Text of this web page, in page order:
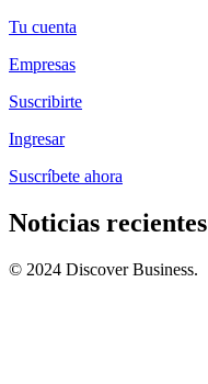
Tu cuenta
Empresas
Suscribirte
Ingresar
Suscríbete ahora
Noticias recientes
© 2024 Discover Business.